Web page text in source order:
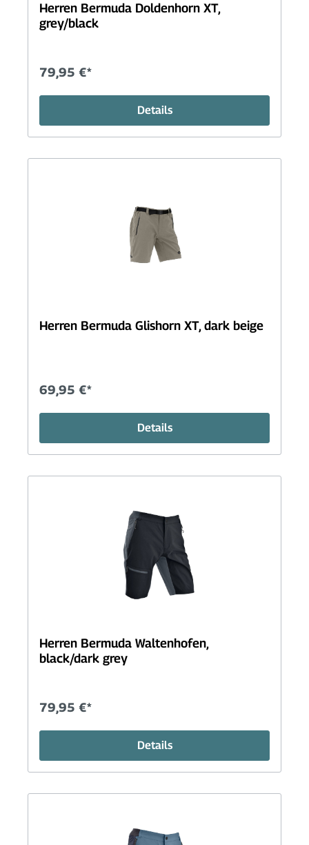
Herren Bermuda Doldenhorn XT,
grey/black
79,95 €*
Details
Herren Bermuda Glishorn XT, dark beige
69,95 €*
Details
Herren Bermuda Waltenhofen,
black/dark grey
79,95 €*
Details